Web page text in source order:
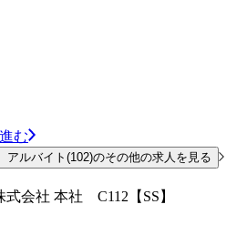
む
ルバイト(102)のその他の求人を見る
会社 本社 C112【SS】